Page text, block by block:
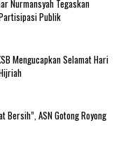
Nurmansyah Tegaskan
Publik
Mengucapkan Selamat Hari
Bersih”, ASN Gotong Royong